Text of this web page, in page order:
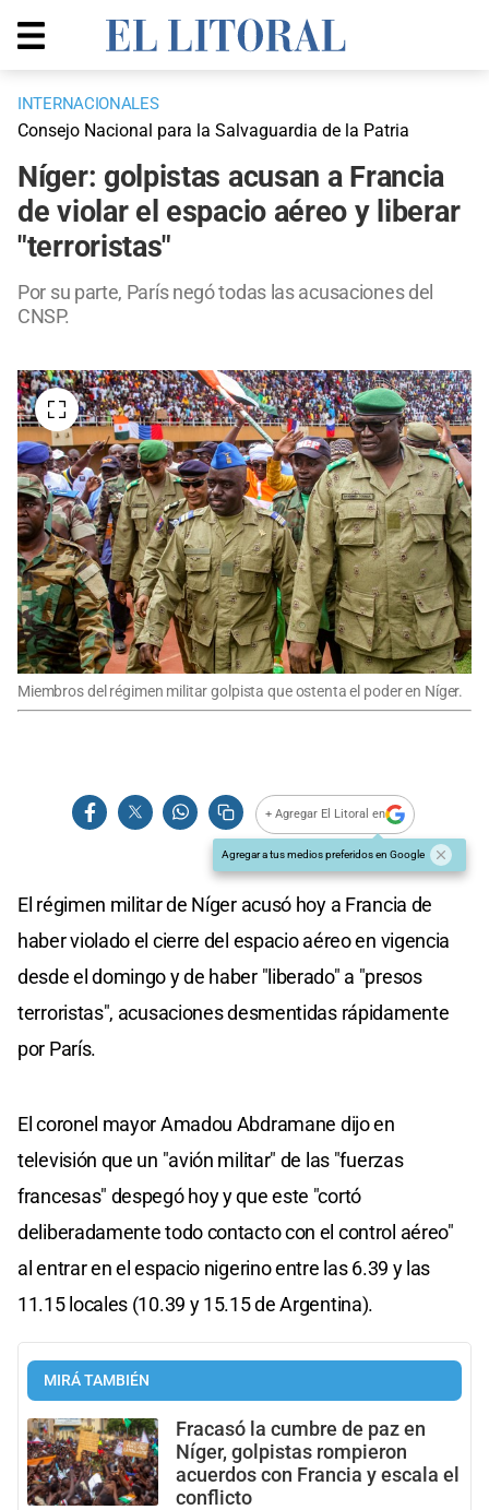
INTERNACIONALES
Consejo Nacional para la Salvaguardia de la Patria
Níger: golpistas acusan a Francia
de violar el espacio aéreo y liberar
"terroristas"
Por su parte, París negó todas las acusaciones del
CNSP.
Miembros del régimen militar golpista que ostenta el poder en Níger.
+ Agregar El Litoral en
Agregar a tus medios preferidos en Google
El régimen militar de Níger acusó hoy a Francia de
haber violado el cierre del espacio aéreo en vigencia
desde el domingo y de haber "liberado" a "presos
terroristas", acusaciones desmentidas rápidamente
por París.
El coronel mayor Amadou Abdramane dijo en
televisión que un "avión militar" de las "fuerzas
francesas" despegó hoy y que este "cortó
deliberadamente todo contacto con el control aéreo"
al entrar en el espacio nigerino entre las 6.39 y las
11.15 locales (10.39 y 15.15 de Argentina).
MIRÁ TAMBIÉN
Fracasó la cumbre de paz en
Níger, golpistas rompieron
acuerdos con Francia y escala el
conflicto